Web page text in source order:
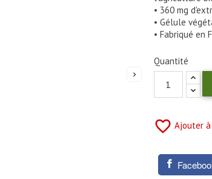

• 360 mg
• Gélule
• Fabriqué en
Quantité
favorite_border Ajouter